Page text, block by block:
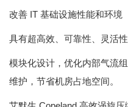
改善 IT 基础设施性能和环境
具有超高效、可靠性、灵活
模块化设计，优化内部气流
维护，节省机房占地空间。